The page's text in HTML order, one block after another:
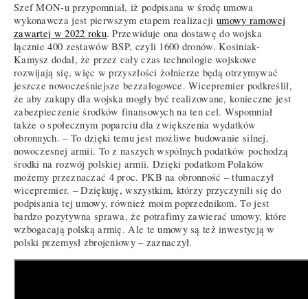
Szef MON-u przypomniał, iż podpisana w środę umowa
wykonawcza jest pierwszym etapem realizacji umowy ramowej
zawartej w 2022 roku. Przewiduje ona dostawę do wojska
łącznie 400 zestawów BSP, czyli 1600 dronów. Kosiniak-
Kamysz dodał, że przez cały czas technologie wojskowe
rozwijają się, więc w przyszłości żołnierze będą otrzymywać
jeszcze nowocześniejsze bezzałogowce. Wicepremier podkreślił,
że aby zakupy dla wojska mogły być realizowane, konieczne jest
zabezpieczenie środków finansowych na ten cel. Wspomniał
także o społecznym poparciu dla zwiększenia wydatków
obronnych. – To dzięki temu jest możliwe budowanie silnej,
nowoczesnej armii. To z naszych wspólnych podatków pochodzą
środki na rozwój polskiej armii. Dzięki podatkom Polaków
możemy przeznaczać 4 proc. PKB na obronność – tłumaczył
wicepremier. – Dziękuję, wszystkim, którzy przyczynili się do
podpisania tej umowy, również moim poprzednikom. To jest
bardzo pozytywna sprawa, że potrafimy zawierać umowy, które
wzbogacają polską armię. Ale te umowy są też inwestycją w
polski przemysł zbrojeniowy – zaznaczył.